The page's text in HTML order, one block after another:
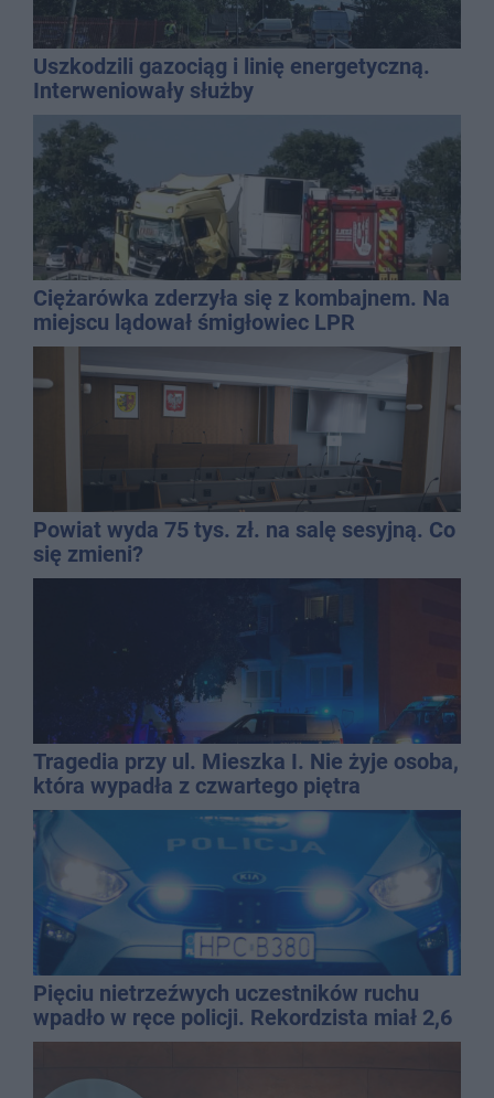
Uszkodzili gazociąg i linię energetyczną.
Interweniowały służby
Ciężarówka zderzyła się z kombajnem. Na
miejscu lądował śmigłowiec LPR
Powiat wyda 75 tys. zł. na salę sesyjną. Co
się zmieni?
Tragedia przy ul. Mieszka I. Nie żyje osoba,
która wypadła z czwartego piętra
Pięciu nietrzeźwych uczestników ruchu
wpadło w ręce policji. Rekordzista miał 2,6
promila